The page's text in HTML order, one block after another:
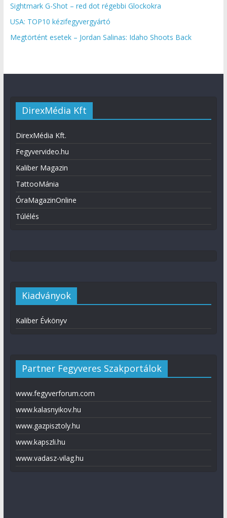
Sightmark G-Shot – red dot régebbi Glockokra
USA: TOP10 kézifegyvergyártó
Megtörtént esetek – Jordan Salinas: Idaho Shoots Back
DirexMédia Kft
DirexMédia Kft.
Fegyvervideo.hu
Kaliber Magazin
TattooMánia
ÓraMagazinOnline
Túlélés
Kiadványok
Kaliber Évkönyv
Partner Fegyveres Szakportálok
www.fegyverforum.com
www.kalasnyikov.hu
www.gazpisztoly.hu
www.kapszli.hu
www.vadasz-vilag.hu